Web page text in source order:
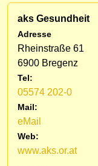
aks Gesundheit
Adresse
Rheinstraße 61
6900 Bregenz
Tel:
05574 202-0
Mail:
eMail
Web:
www.aks.or.at